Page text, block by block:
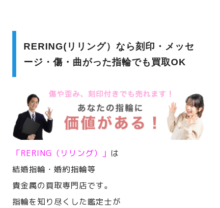
RERING(リリング）なら刻印・メッセ
ージ・傷・曲がった指輪でも買取OK
「RERING（リリング）」 は
結婚指輪・婚約指輪等
貴金属の買取専門店です。
指輪を知り尽くした鑑定士が